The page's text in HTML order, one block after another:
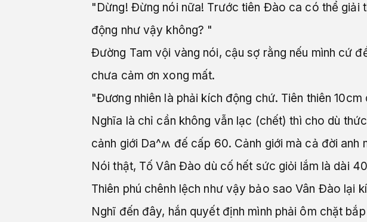
"Dừng! Đừng nói nữa! Trước tiên Đào ca có thể giải
động như vậy không? "
Đường Tam vội vàng nói, cậu sợ rằng nếu mình cứ
chưa cảm ơn xong mất.
"Đương nhiên là phải kích động chứ. Tiên thiên
Nghĩa là chỉ cần không vẫn lạc (chết) thì cho dù
cảnh giới Da^ʍ đế cấp 60. Cảnh giới mà cả đời anh
Nói thật, Tố Vân Đào dù cố hết sức giỏi lắm là dài
Thiên phú chênh lệch như vậy bảo sao Vân Đào lại
Nghĩ đến đây, hắn quyết định mình phải ôm chặt